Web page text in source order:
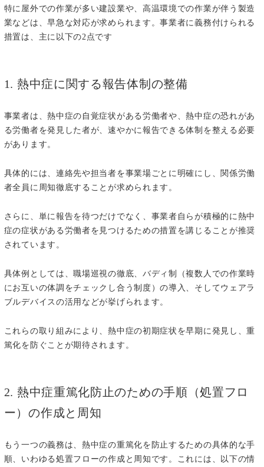
特に屋外での作業が多い建設業や、高温環境での作業が伴う製造
業などは、早急な対応が求められます。事業者に義務付けられる
措置は、主に以下の2点です
1. 熱中症に関する報告体制の整備
事業者は、熱中症の自覚症状がある労働者や、熱中症の恐れがあ
る労働者を発見した者が、速やかに報告できる体制を整える必要
があります。
具体的には、連絡先や担当者を事業場ごとに明確にし、関係労働
者全員に周知徹底することが求められます。
さらに、単に報告を待つだけでなく、事業者自らが積極的に熱中
症の症状がある労働者を見つけるための措置を講じることが推奨
されています。
具体例としては、職場巡視の徹底、バディ制（複数人での作業時
にお互いの体調をチェックし合う制度）の導入、そしてウェアラ
ブルデバイスの活用などが挙げられます。
これらの取り組みにより、熱中症の初期症状を早期に発見し、重
篤化を防ぐことが期待されます。
2. 熱中症重篤化防止のための手順（処置フロ
ー）の作成と周知
もう一つの義務は、熱中症の重篤化を防止するための具体的な手
順、いわゆる処置フローの作成と周知です。これには、以下の情